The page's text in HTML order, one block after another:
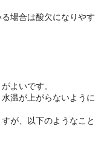
場合は酸欠になりやす
よいです。
温が上がらないように
が、以下のようなこと